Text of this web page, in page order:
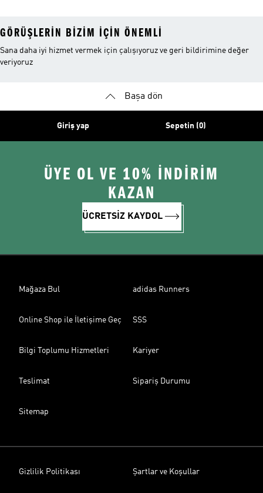
GÖRÜŞLERIN BIZIM IÇIN ÖNEMLI
Sana daha iyi hizmet vermek için çalışıyoruz ve geri bildirimine değer
veriyoruz
Başa dön
Giriş yap Sepetin (0)
ÜYE OL VE 10% İNDİRİM
KAZAN
ÜCRETSİZ KAYDOL
Mağaza Bul adidas Runners
Online Shop ile İletişime Geç SSS
Bilgi Toplumu Hizmetleri Kariyer
Teslimat Sipariş Durumu
Sitemap
Gizlilik Politikası Şartlar ve Koşullar